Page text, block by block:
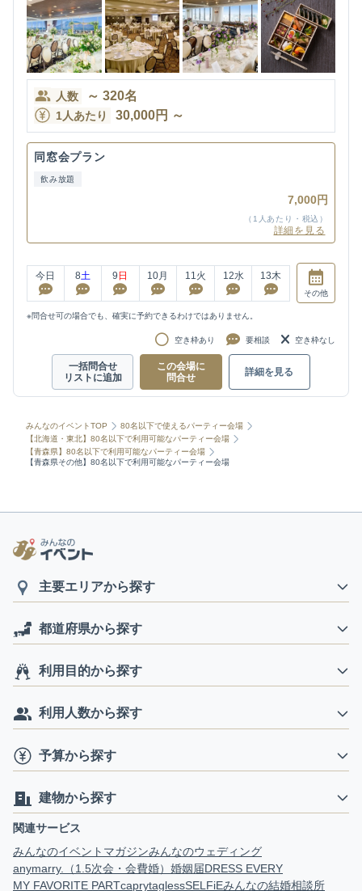
人数 ～ 320名
1人あたり 30,000円 ～
同窓会プラン
飲み放題
7,000円
（1人あたり・税込）
詳細を見る
今日 8土 9 日 10月 11 火 12水 13木
その他
※問合せ可の場合でも、確実に予約できるわけではありません。
空き枠あり 要相談 空き枠なし
一括問合せ
リストに追加
この会場に
問合せ
詳細を見る
みんなのイベントTOP
80名以下で使えるパーティー会場
【北海道・東北】80名以下で利用可能なパーティー会場
【青森県】80名以下で利用可能なパーティー会場
【青森県その他】80名以下で利用可能なパーティー会場
主要エリアから探す
都道府県から探す
利用目的から探す
利用人数から探す
予算から探す
建物から探す
関連サービス
みんなのイベントマガジンみんなのウェディング
anymarry.（1.5次会・会費婚） 婚姻届DRESS EVERY
MY FAVORITE PARTcaprytaglessSELFiEみんなの結婚相談所